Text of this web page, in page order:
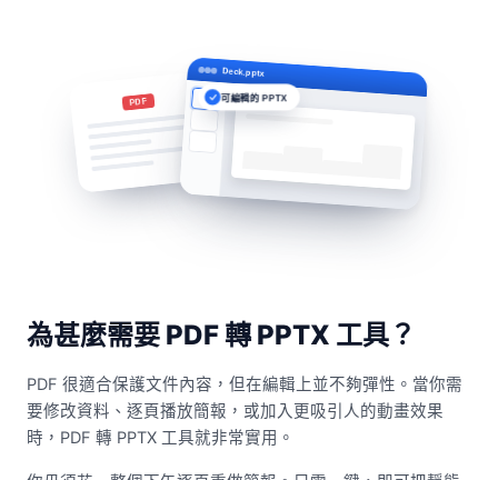
可編輯的 PPTX
PDF
Deck.pptx
為甚麼需要 PDF 轉 PPTX 工具？
PDF 很適合保護文件內容，但在編輯上並不夠彈性。當你需
要修改資料、逐頁播放簡報，或加入更吸引人的動畫效果
時，PDF 轉 PPTX 工具就非常實用。